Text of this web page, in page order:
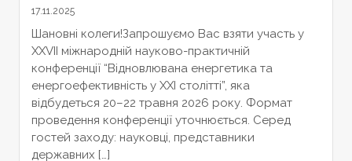
17.11.2025
Шановні колеги!Запрошуємо Вас взяти участь у
XXVІІ міжнародній науково-практичній
конференції “Відновлювана енергетика та
енергоефективність у XXI столітті”, яка
відбудеться 20–22 травня 2026 року. Формат
проведення конференції уточнюється. Серед
гостей заходу: науковці, представники
державних […]